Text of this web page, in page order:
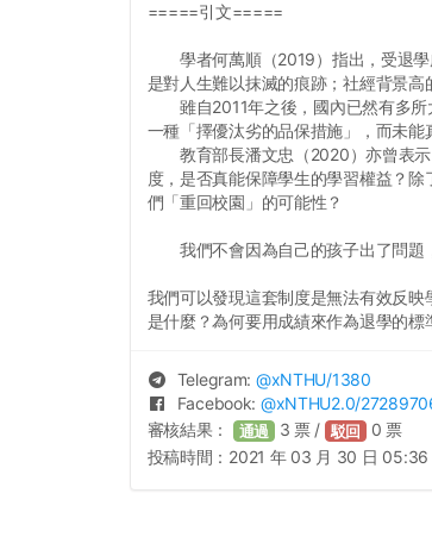
=====引文=====
學者何萬順（2019）指出，受退學
是對人生難以抹滅的痕跡；社經背景
雖自2011年之後，國內已然有多所
一種「擇優汰劣的品保措施」，而未能
教育部長潘文忠（2020）亦曾表示
度，是否真能保障學生的學習權益？
們「重回校園」的可能性？
我們不會因為自己的孩子出了問題
我們可以發現這套制度是無法有效反
是什麼？為何要用成績來作為退學的標
Telegram: @xNTHU/1380
Facebook: @xNTHU2.0/
審核結果： 通過 3 票 / 駁回 0 票
投稿時間： 2021 年 03 月 30 日